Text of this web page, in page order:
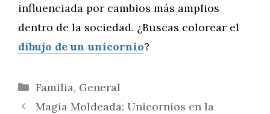
influenciada por cambios más amplios
dentro de la sociedad. ¿Buscas colorear el
dibujo de un unicornio?
Categorías
Familia, General
Magia Moldeada: Unicornios en la